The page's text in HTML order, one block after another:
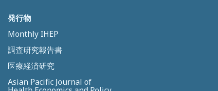
発行物
Monthly IHEP
調査研究報告書
医療経済研究
Asian Pacific Journal of